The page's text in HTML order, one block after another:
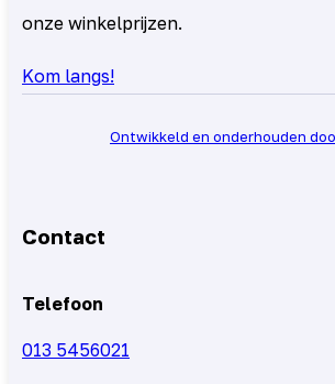
onze winkelprijzen.
Kom langs!
Ontwikkeld en onderhouden
Contact
Telefoon
013 5456021